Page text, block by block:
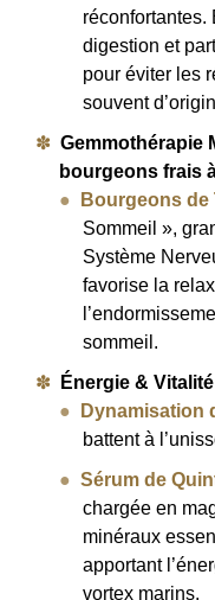
réconfortantes.
digestion et
pour éviter les
souvent
Gemmothérapie
bourgeons frais
Bourgeons de
Sommeil »,
Système
favorise la
sommeil.
Énergie &
Dynamisation
battent à
Sérum de
chargée en
minéraux
apportant
vortex marins.